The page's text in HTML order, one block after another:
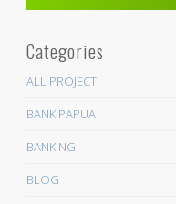
Categories
ALL PROJECT
BANK PAPUA
BANKING
BLOG